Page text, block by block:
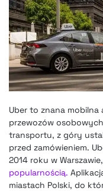
Uber to znana mobilna
przewozów
transportu, z góry
przed zamówieniem.
2014 roku w Warszawie,
popularnością.
miastach Polski, do